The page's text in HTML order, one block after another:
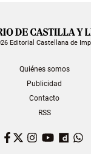
Editorial Castellana de
Quiénes somos
Publicidad
Contacto
RSS
Facebook
TwitterInstagram
YouTube